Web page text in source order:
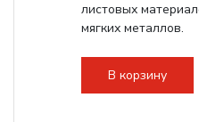
листовых
мягких металлов.
В корзину